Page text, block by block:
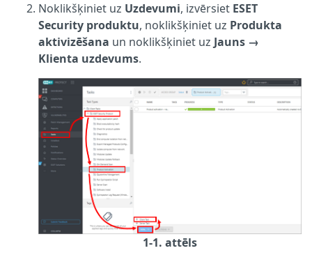
Noklikšķiniet uz Uzdevumi, izvērsiet ESET
Security produktu, noklikšķiniet uz Produkta
aktivizēšana un noklikšķiniet uz Jauns →
Klienta uzdevums.
1-1. attēls